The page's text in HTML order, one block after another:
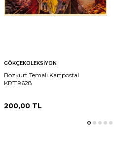
GÖKÇEKOLEKSIYON
Bozkurt Temalı Kartpostal
KRT19628
200,00 TL